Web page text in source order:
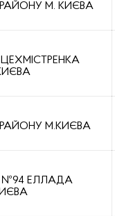
М. КИЄВА
ЦЕХМІСТРЕНКА
РАЙОНУ М.КИЄВА
№94 ЕЛЛАДА